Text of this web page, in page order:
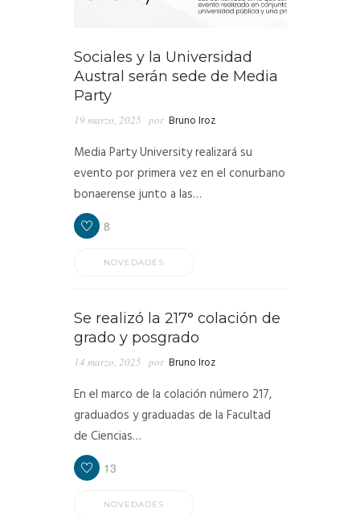
Sociales y la Universidad
Austral serán sede de Media
Party
19 marzo, 2025 por Bruno Iroz
Media Party University realizará su
evento por primera vez en el conurbano
bonaerense junto a las…
8
NOVEDADES
Se realizó la 217° colación de
grado y posgrado
14 marzo, 2025 por Bruno Iroz
En el marco de la colación número 217,
graduados y graduadas de la Facultad
de Ciencias…
13
NOVEDADES